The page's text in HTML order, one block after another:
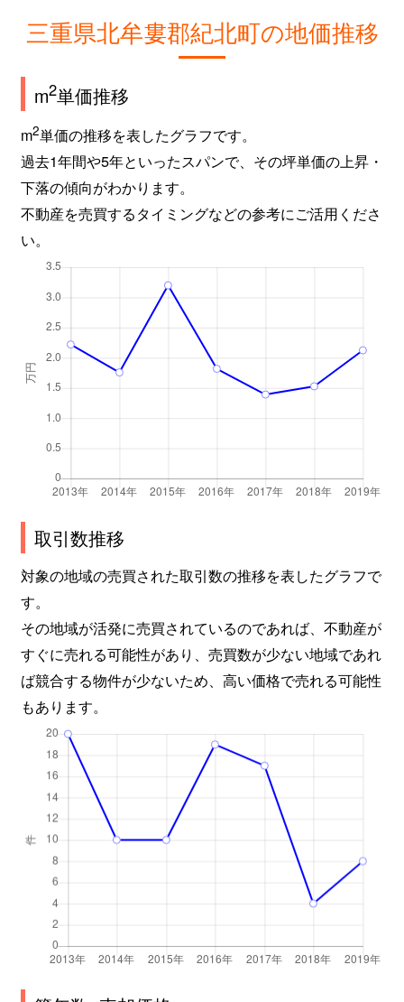
三重県北牟婁郡紀北町の地価推移
m2単価推移
m2単価の推移を表したグラフです。
過去1年間や5年といったスパンで、その坪単価の上昇・
下落の傾向がわかります。
不動産を売買するタイミングなどの参考にご活用くださ
い。
取引数推移
対象の地域の売買された取引数の推移を表したグラフで
す。
その地域が活発に売買されているのであれば、不動産が
すぐに売れる可能性があり、売買数が少ない地域であれ
ば競合する物件が少ないため、高い価格で売れる可能性
もあります。